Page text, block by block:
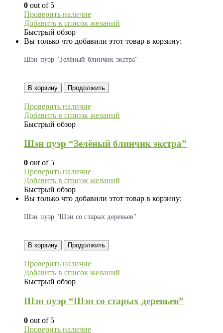
0 out of 5
Проверить наличие
Добавить в список желаний
Быстрый обзор
Вы только что добавили этот товар в корзину:
Шэн пуэр "Зелёный блинчик экстра"
В корзину Продолжить
Проверить наличие
Добавить в список желаний
Быстрый обзор
Шэн пуэр “Зелёный блинчик экстра”
0 out of 5
Проверить наличие
Добавить в список желаний
Быстрый обзор
Вы только что добавили этот товар в корзину:
Шэн пуэр "Шэн со старых деревьев"
В корзину Продолжить
Проверить наличие
Добавить в список желаний
Быстрый обзор
Шэн пуэр “Шэн со старых деревьев”
0 out of 5
Проверить наличие